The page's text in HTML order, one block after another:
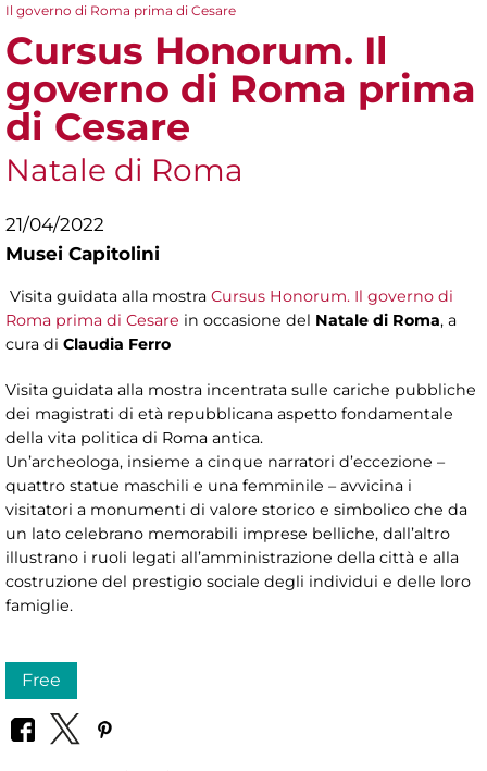
You are here
Il governo di Roma prima di Cesare
Cursus Honorum. Il
governo di Roma prima
di Cesare
Natale di Roma
21/04/2022
Musei Capitolini
Visita guidata alla mostra Cursus Honorum. Il governo di
Roma prima di Cesare in occasione del Natale di Roma, a
cura di Claudia Ferro
Visita guidata alla mostra incentrata sulle cariche pubbliche
dei magistrati di età repubblicana aspetto fondamentale
della vita politica di Roma antica.
Un’archeologa, insieme a cinque narratori d’eccezione –
quattro statue maschili e una femminile – avvicina i
visitatori a monumenti di valore storico e simbolico che da
un lato celebrano memorabili imprese belliche, dall’altro
illustrano i ruoli legati all’amministrazione della città e alla
costruzione del prestigio sociale degli individui e delle loro
famiglie.
Free